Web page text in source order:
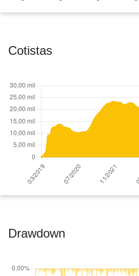
Cotistas
Drawdown